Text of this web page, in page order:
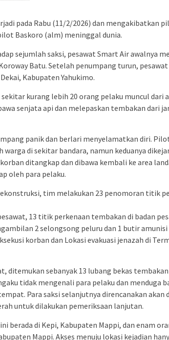
pada Rabu (11/2/2026) dan mengakibatkan
Baskoro (alm) meninggal dunia.
sejumlah saksi, pesawat Smart Air awalnya
Batu. Setelah penumpang turun,
Kabupaten Yahukimo.
kurang lebih 20 orang pelaku muncul dari
senjata api dan melepaskan tembakan dari
panik dan berlari menyelamatkan diri.
di sekitar bandara, namun keduanya
ditangkap dan dibawa kembali ke area
oleh para pelaku.
tim melakukan 23 penomoran titik
13 titik perkenaan tembakan di badan
2 selongsong peluru dan 1 butir amunisi
korban dan Lokasi evakuasi jenazah di
ditemukan sebanyak 13 lubang bekas tembakan
tidak mengenali para pelaku dan menduga
Para saksi selanjutnya direncanakan akan
untuk dilakukan pemeriksaan lanjutan.
berada di Kepi, Kabupaten Mappi, dan enam
Mappi. Akses menuju lokasi kejadian